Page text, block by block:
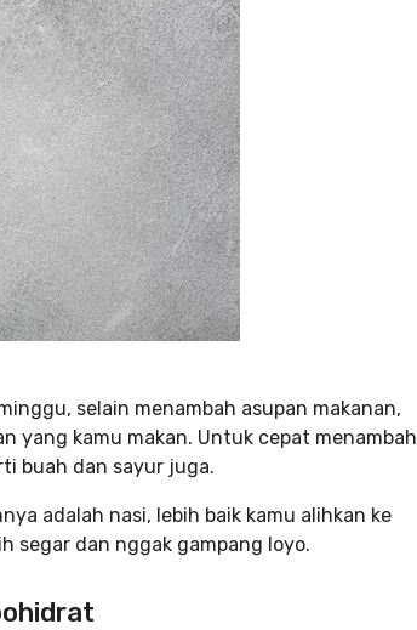
selain menambah asupan makanan,
yang kamu makan. Untuk cepat menambah
buah dan sayur juga.
adalah nasi, lebih baik kamu alihkan ke
segar dan nggak gampang loyo.